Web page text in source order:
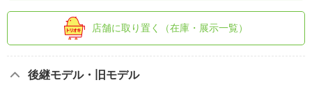
店舗に取り置く（在庫・展示一覧）
後継モデル・旧モデル